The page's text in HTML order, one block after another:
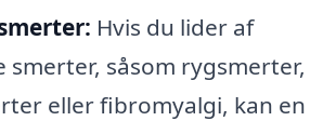
Hvis du lider af
smerter, såsom rygsmerter,
eller fibromyalgi, kan en